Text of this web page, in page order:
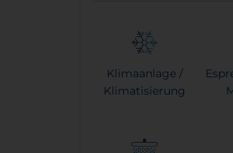
Klimaanlage /
Klimatisierung